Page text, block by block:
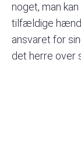
noget, man
tilfældige
ansvaret for
det herre over